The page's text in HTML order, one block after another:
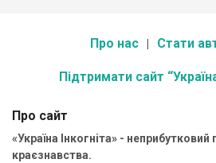
Про нас Стати
Підтримати сайт
Про сайт
«Україна Інкогніта» - неприбутковий
краєзнавства.